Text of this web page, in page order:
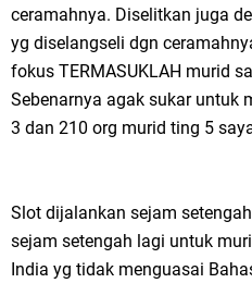
ceramahnya. Diselitkan juga
yg diselangseli dgn
fokus TERMASUKLAH murid
Sebenarnya agak sukar untuk
3 dan 210 org murid ting 5
Slot dijalankan sejam
sejam setengah lagi untuk
India yg tidak menguasai